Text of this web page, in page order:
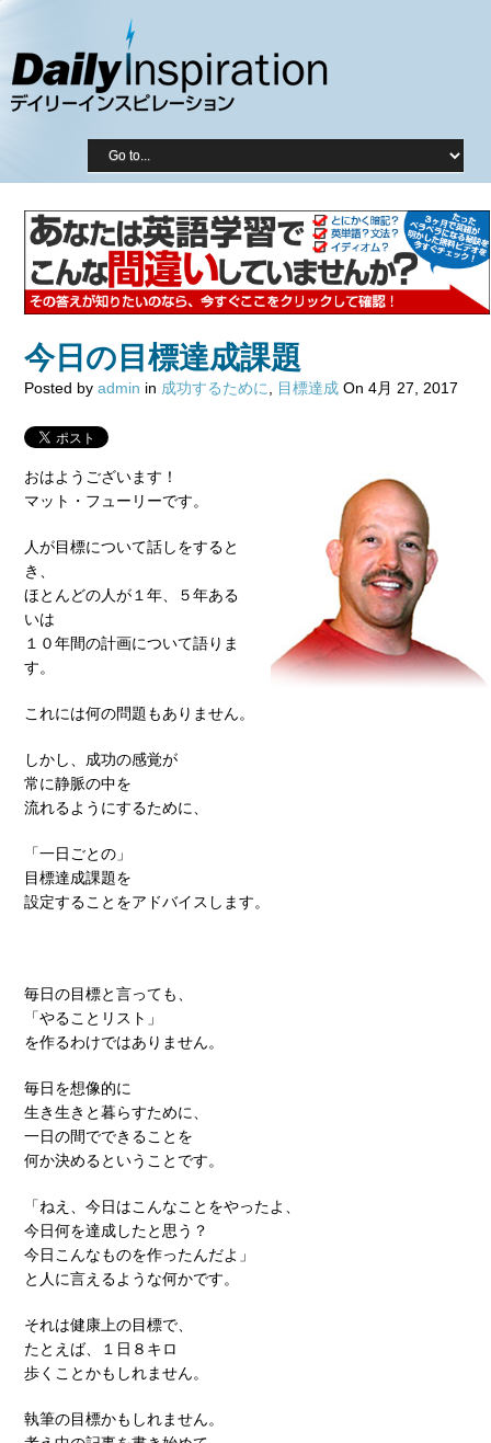
今日の目標達成課題
Posted by admin in 成功するために 目標達成 On 4月 27, 2017
おはようございます！
マット・フューリーです。
人が目標について話しをすると
き、
ほとんどの人が１年、５年ある
いは
１０年間の計画について語りま
す。
これには何の問題もありません。
しかし、成功の感覚が
常に静脈の中を
流れるようにするために、
「一日ごとの」
目標達成課題を
設定することをアドバイスします。
毎日の目標と言っても、
「やることリスト」
を作るわけではありません。
毎日を想像的に
生き生きと暮らすために、
一日の間でできることを
何か決めるということです。
「ねえ、今日はこんなことをやったよ、
今日何を達成したと思う？
今日こんなものを作ったんだよ」
と人に言えるような何かです。
それは健康上の目標で、
たとえば、１日８キロ
歩くことかもしれません。
執筆の目標かもしれません。